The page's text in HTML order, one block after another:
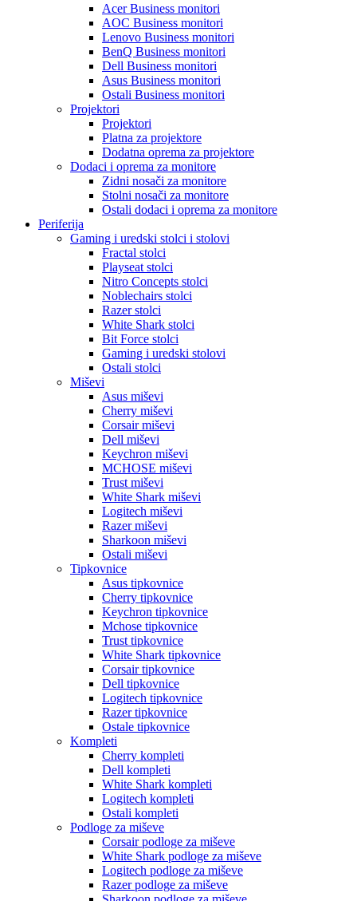
Acer Business monitori
AOC Business monitori
Lenovo Business monitori
BenQ Business monitori
Dell Business monitori
Asus Business monitori
Ostali Business monitori
Projektori
Projektori
Platna za projektore
Dodatna oprema za projektore
Dodaci i oprema za monitore
Zidni nosači za monitore
Stolni nosači za monitore
Ostali dodaci i oprema za monitore
Periferija
Gaming i uredski stolci i stolovi
Fractal stolci
Playseat stolci
Nitro Concepts stolci
Noblechairs stolci
Razer stolci
White Shark stolci
Bit Force stolci
Gaming i uredski stolovi
Ostali stolci
Miševi
Asus miševi
Cherry miševi
Corsair miševi
Dell miševi
Keychron miševi
MCHOSE miševi
Trust miševi
White Shark miševi
Logitech miševi
Razer miševi
Sharkoon miševi
Ostali miševi
Tipkovnice
Asus tipkovnice
Cherry tipkovnice
Keychron tipkovnice
Mchose tipkovnice
Trust tipkovnice
White Shark tipkovnice
Corsair tipkovnice
Dell tipkovnice
Logitech tipkovnice
Razer tipkovnice
Ostale tipkovnice
Kompleti
Cherry kompleti
Dell kompleti
White Shark kompleti
Logitech kompleti
Ostali kompleti
Podloge za miševe
Corsair podloge za miševe
White Shark podloge za miševe
Logitech podloge za miševe
Razer podloge za miševe